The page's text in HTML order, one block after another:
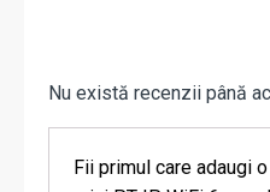
Nu există recenzii până
Fii primul care adaugi